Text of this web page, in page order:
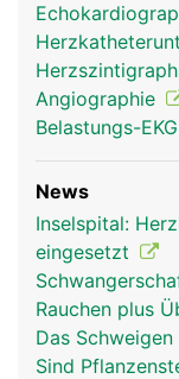
Angiographie
Belastungs-EKG
News
Inselspital:
eingesetzt
Rauchen plus
Das
Sind